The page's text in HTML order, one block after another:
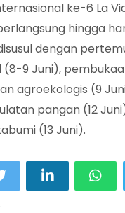
ke-6 La
hingga
dengan
(8-9 Juni),
agroekologis (9
pangan (12
(13 Juni).